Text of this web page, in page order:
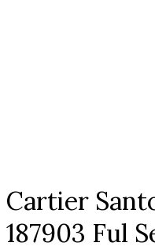
Cartier
187903 Ful